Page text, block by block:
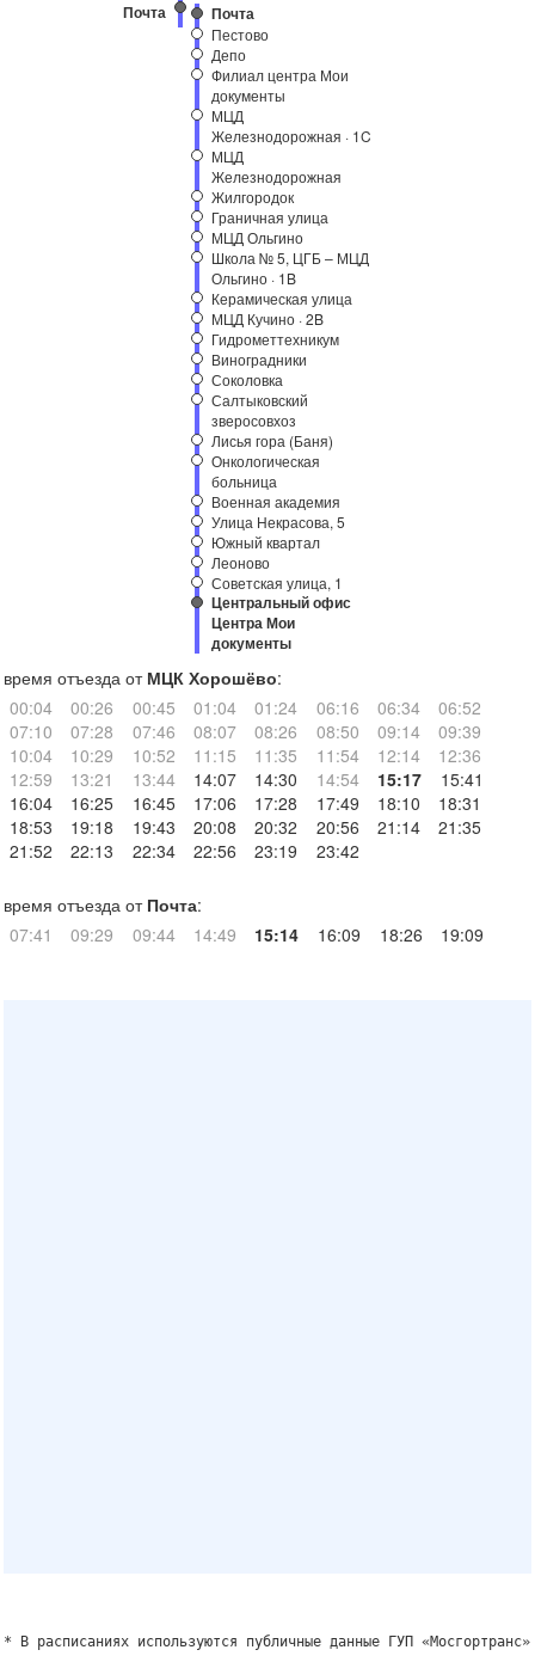
Почта Почта
Пестово
Депо
Филиал центра Мои
документы
МЦД
Железнодорожная · 1C
МЦД
Железнодорожная
Жилгородок
Граничная улица
МЦД Ольгино
Школа № 5, ЦГБ – МЦД
Ольгино · 1B
Керамическая улица
МЦД Кучино · 2B
Гидрометтехникум
Виноградники
Соколовка
Салтыковский
зверосовхоз
Лисья гора (Баня)
Онкологическая
больница
Военная академия
Улица Некрасова, 5
Южный квартал
Леоново
Советская улица, 1
Центральный офис
Центра Мои
документы
время отъезда от МЦК Хорошёво:
00:04
00:26 00:45 01:04 01:24 06:16 06:34
06:52
07:10
07:28 07:46 08:07 08:26 08:50 09:14
09:39
10:04
10:29 10:52 11:15 11:35 11:54 12:14
12:36
12:59
13:21 13:44 14:07 14:30 14:54 15:17
15:41
16:04
16:25 16:45 17:06 17:28 17:49 18:10
18:31
18:53
19:18 19:43 20:08 20:32 20:56 21:14
21:35
21:52
22:13 22:34 22:56 23:19 23:42
время отъезда от Почта:
07:41
09:29 09:44 14:49 15:14 16:09 18:26 19:09
* В расписаниях используются публичные данные ГУП «Мосгортранс»